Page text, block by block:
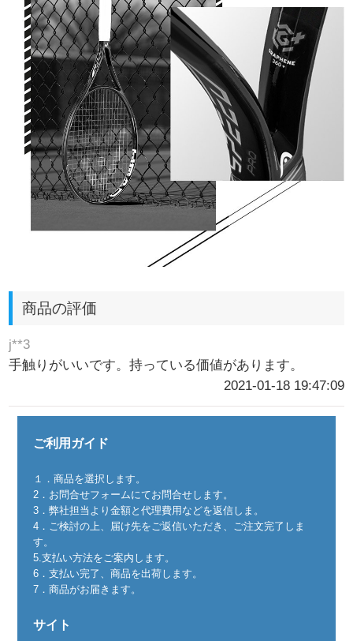
商品の評価
j**3
手触りがいいです。持っている価値があります。
2021-01-18 19:47:09
ご利用ガイド
１．商品を選択します。
2．お問合せフォームにてお問合せします。
3．弊社担当より金額と代理費用などを返信しま。
4．ご検討の上、届け先をご返信いただき、ご注文完了しま
す。
5.支払い方法をご案内します。
6．支払い完了、商品を出荷します。
7．商品がお届きます。
サイト